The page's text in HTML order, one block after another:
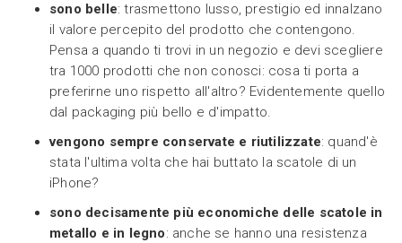
sono belle: trasmettono lusso, prestigio ed innalzano
il valore percepito del prodotto che contengono.
Pensa a quando ti trovi in un negozio e devi scegliere
tra 1000 prodotti che non conosci: cosa ti porta a
preferirne uno rispetto all'altro? Evidentemente quello
dal packaging più bello e d'impatto.
vengono sempre conservate e riutilizzate: quand'è
stata l'ultima volta che hai buttato la scatole di un
iPhone?
sono decisamente più economiche delle scatole in
metallo e in legno: anche se hanno una resistenza